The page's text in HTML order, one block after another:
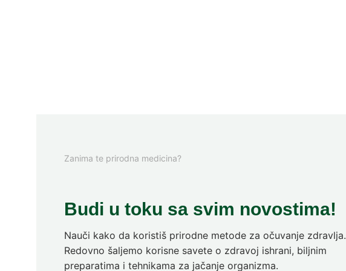
Zanima te prirodna medicina?
Budi u toku sa svim novostima!
Nauči kako da koristiš prirodne metode za očuvanje zdravlja.
Redovno šaljemo korisne savete o zdravoj ishrani, biljnim
preparatima i tehnikama za jačanje organizma.